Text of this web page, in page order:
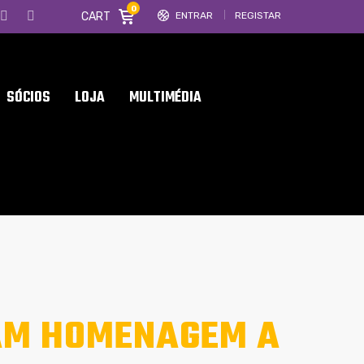
ENTRAR REGISTAR
CART
0
SÓCIOS LOJA MULTIMÉDIA
HOMENAGEM A